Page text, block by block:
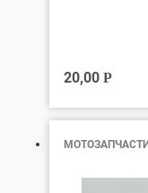
20,00 Р